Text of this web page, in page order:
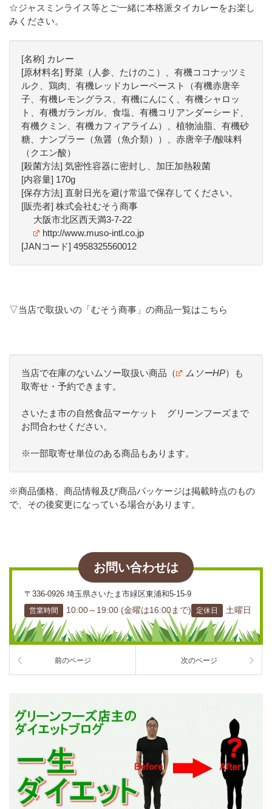
☆ジャスミンライス等とご一緒に本格派タイカレーをお楽し
みください。
[名称] カレー
[原材料名] 野菜（人参、たけのこ）、有機ココナッツミ
ルク、鶏肉、有機レッドカレーペースト（有機赤唐辛
子、有機レモングラス、有機にんにく、有機シャロッ
ト、有機ガランガル、食塩、有機コリアンダーシード、
有機クミン、有機カフィアライム）、植物油脂、有機砂
糖、ナンプラー（魚醤（魚介類））、赤唐辛子/酸味料
（クエン酸）
[殺菌方法] 気密性容器に密封し、加圧加熱殺菌
[内容量] 170g
[保存方法] 直射日光を避け常温で保存してください。
[販売者] 株式会社むそう商事
大阪市北区西天満3-7-22
http://www.muso-intl.co.jp
[JANコード] 4958325560012
▽当店で取扱いの「むそう商事」の商品一覧はこちら
当店で在庫のないムソー取扱い商品（ ムソーHP）も
取寄せ・予約できます。
さいたま市の自然食品マーケット グリーンフーズまで
お問合わせください。
※一部取寄せ単位のある商品もあります。
※商品価格、商品情報及び商品パッケージは掲載時点のもの
で、その後変更になっている場合があります。
お問い合わせは
〒336-0926 埼玉県さいたま市緑区東浦和5-15-9
営業時間
10:00～19:00 (金曜は16:00まで) 定休日 土曜日
前のページ 次のページ